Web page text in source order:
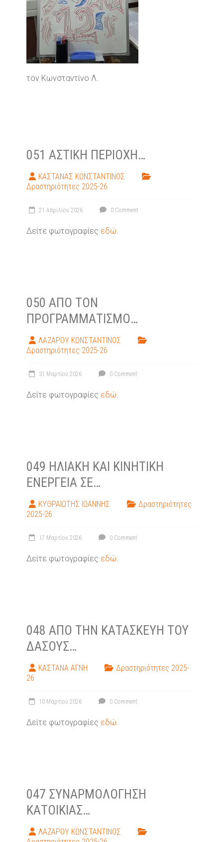
τον Κωνσταντίνο Λ.
051 ΑΣΤΙΚΉ ΠΕΡΙΟΧΉ…
ΚΑΣΤΑΝΑΣ ΚΩΝΣΤΑΝΤΙΝΟΣ
Δραστηριότητες 2025-26
21 Απριλίου 2026 0 Comment
Δείτε φωτογραφίες εδώ.
050 ΑΠΌ ΤΟΝ
ΠΡΟΓΡΑΜΜΑΤΙΣΜΌ…
ΛΑΖΑΡΟΥ ΚΩΝΣΤΑΝΤΙΝΟΣ
Δραστηριότητες 2025-26
31 Μαρτίου 2026 0 Comment
Δείτε φωτογραφίες εδώ.
049 ΗΛΙΑΚΉ ΚΑΙ ΚΙΝΗΤΙΚΉ
ΕΝΈΡΓΕΙΑ ΣΕ…
ΚΥΘΡΑΙΩΤΗΣ ΙΩΑΝΝΗΣ
Δραστηριότητες
2025-26
17 Μαρτίου 2026 0 Comment
Δείτε φωτογραφίες εδώ.
048 ΑΠΌ ΤΗΝ ΚΑΤΑΣΚΕΥΉ ΤΟΥ
ΔΆΣΟΥΣ…
ΚΑΣΤΑΝΑ ΑΓΝΗ
Δραστηριότητες 2025-
26
10 Μαρτίου 2026 0 Comment
Δείτε φωτογραφίες εδώ.
047 ΣΥΝΑΡΜΟΛΌΓΗΣΗ
ΚΑΤΟΙΚΊΑΣ…
ΛΑΖΑΡΟΥ ΚΩΝΣΤΑΝΤΙΝΟΣ